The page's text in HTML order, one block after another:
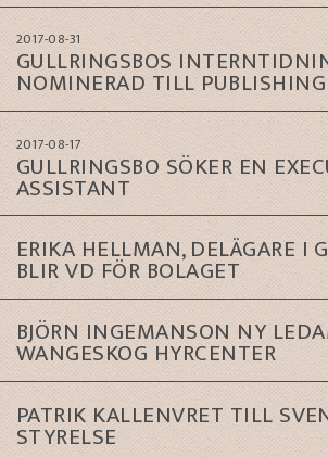
2017-08-31
GULLRINGSBOS
NOMINERAD TILL
2017-08-17
GULLRINGSBO SÖKER EN
ASSISTANT
ERIKA HELLMAN, DELÄGARE I
BLIR VD FÖR BOLAGET
BJÖRN INGEMANSON NY
WANGESKOG HYRCENTER
PATRIK KALLENVRET TILL
STYRELSE